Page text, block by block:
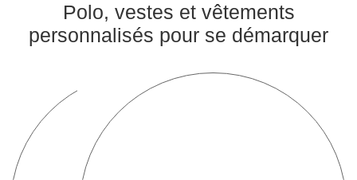
Polo, vestes et vêtements
personnalisés pour se démarquer